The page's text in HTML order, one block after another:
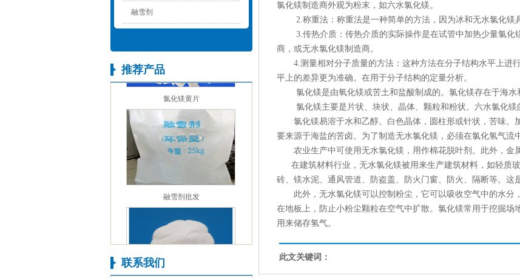
融雪剂
推荐产品
联系我们
氯化镁制造商外观为粉末，如六水氯化镁。
2.称重法：称重法是一种简单的方法，因为冰和无水氯化镁具
3.传热介质：传热介质的实际操作是在试管中加热少量氯化
商，或无水氯化镁制造商。
4.测量相对分子质量的方法：这种方法在分子结构水平上进
平上的差异更为准确。在用于分子结构的定量分析。
氯化镁是由氧化镁或苦土和盐酸制成的。氯化镁存在于海水
氯化镁主要是片状、块状、晶体、颗粒和粉状。六水氯化镁
氯化镁易溶于水和乙醇。白色晶体，圆柱形或针状，苦味。
要来源于海盐的苦卤。为了制造无水氯化镁，必须在氯化氢气流
农业生产中可使用无水氯化镁，用作棉花脱叶剂。此外，金
在建筑材料行业，无水氯化镁被用来生产建筑材料，如轻质
砖、镁水泥、通风管道、防盗盖、防火门窗、防火、隔断等。这
此外，无水氯化镁可以控制粉尘，它可以吸收空气中的水分
在地板上，防止小粉尘颗粒在空气中扩散。氯化镁常用于挖掘场
用来储存氢气。
此文关键词：